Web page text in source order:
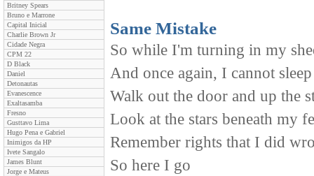
Britney Spears
Bruno e Marrone
Capital Inicial
Charlie Brown Jr
Cidade Negra
CPM 22
D Black
Daniel
Detonautas
Evanescence
Exaltasamba
Fresno
Gusttavo Lima
Hugo Pena e Gabriel
Inimigos da HP
Ivete Sangalo
James Blunt
Jorge e Mateus
Same Mistake
So while I'm turning in my
And once again, I cannot sleep
Walk out the door and up the
Look at the stars beneath my
Remember rights that I did
So here I go